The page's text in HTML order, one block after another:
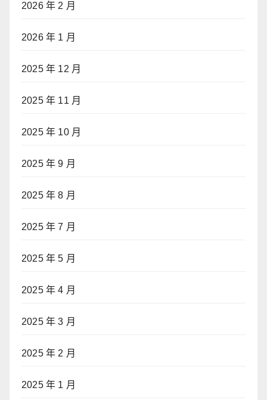
2026 年 2 月
2026 年 1 月
2025 年 12 月
2025 年 11 月
2025 年 10 月
2025 年 9 月
2025 年 8 月
2025 年 7 月
2025 年 5 月
2025 年 4 月
2025 年 3 月
2025 年 2 月
2025 年 1 月